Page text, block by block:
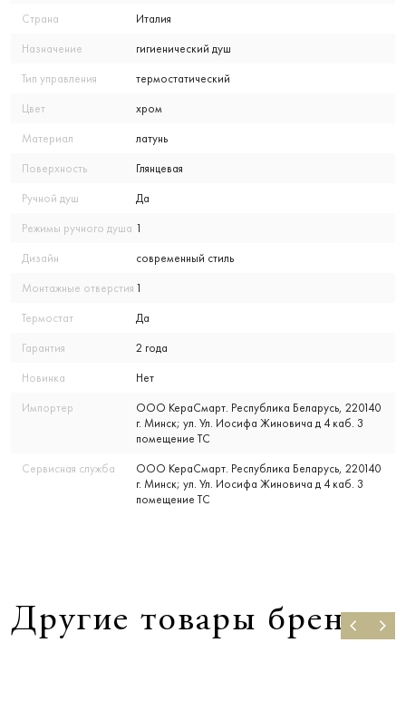
Страна Италия
Назначение гигиенический душ
Тип управления термостатический
Цвет хром
Материал латунь
Поверхность Глянцевая
Ручной душ Да
Режимы ручного душа 1
Дизайн современный стиль
Монтажные отверстия 1
Термостат Да
Гарантия 2 года
Новинка Нет
Импортер
ООО КераСмарт. Республика Беларусь, 220140
г. Минск; ул. Ул. Иосифа Жиновича д 4 каб. 3
помещение ТС
Сервисная служба
ООО КераСмарт. Республика Беларусь, 220140
г. Минск; ул. Ул. Иосифа Жиновича д 4 каб. 3
помещение ТС
Другие товары бренда